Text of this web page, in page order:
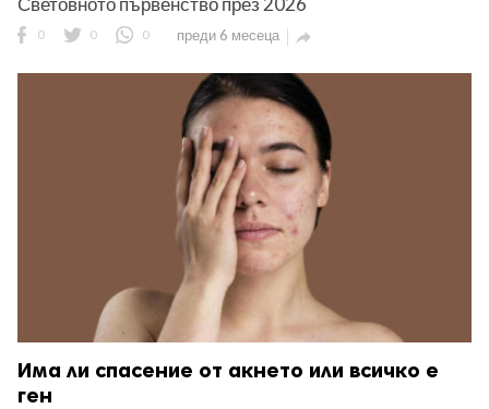
0 0 0 преди 6 месеца 
Има ли спасение от акнето или всичко е
ген